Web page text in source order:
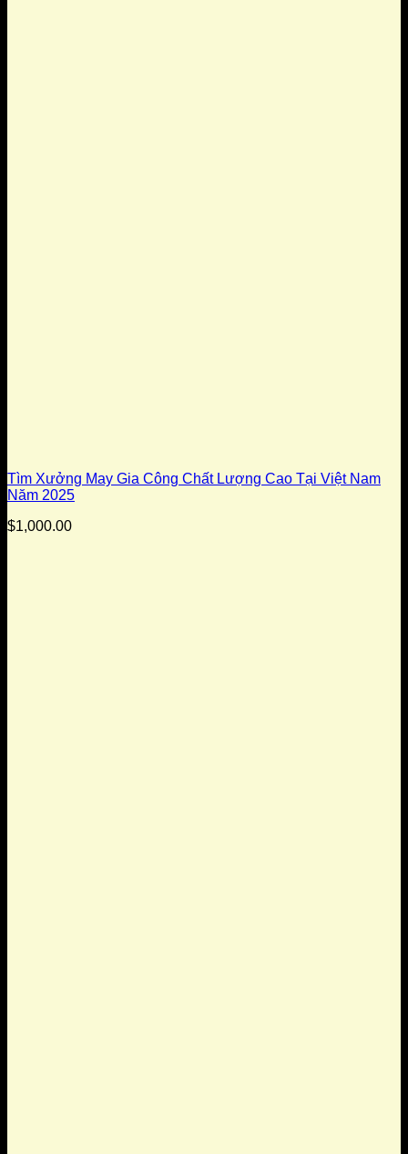
Tìm Xưởng May Gia Công Chất Lượng Cao Tại Việt Nam
Năm 2025
$1,000.00